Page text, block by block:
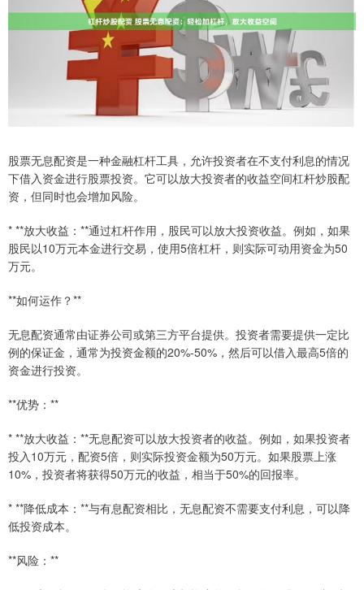
股票无息配资是一种金融杠杆工具，允许投资者在不支付利息的情况
下借入资金进行股票投资。它可以放大投资者的收益空间杠杆炒股配
资，但同时也会增加风险。
* **放大收益：**通过杠杆作用，股民可以放大投资收益。例如，如果
股民以10万元本金进行交易，使用5倍杠杆，则实际可动用资金为50
万元。
**如何运作？**
无息配资通常由证券公司或第三方平台提供。投资者需要提供一定比
例的保证金，通常为投资金额的20%-50%，然后可以借入最高5倍的
资金进行投资。
**优势：**
* **放大收益：**无息配资可以放大投资者的收益。例如，如果投资者
投入10万元，配资5倍，则实际投资金额为50万元。如果股票上涨
10%，投资者将获得50万元的收益，相当于50%的回报率。
* **降低成本：**与有息配资相比，无息配资不需要支付利息，可以降
低投资成本。
**风险：**